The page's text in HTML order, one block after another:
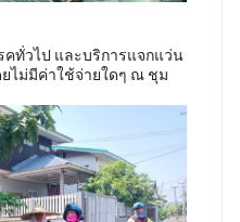
ทั่วไป และบริการแจกแว่น
ไม่มีค่าใช้จ่ายใดๆ ณ ชุม